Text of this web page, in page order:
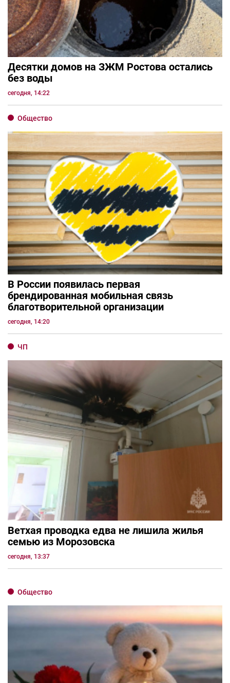
Десятки домов на ЗЖМ Ростова остались
без воды
сегодня, 14:22
Общество
В России появилась первая
брендированная мобильная связь
благотворительной организации
сегодня, 14:20
ЧП
Ветхая проводка едва не лишила жилья
семью из Морозовска
сегодня, 13:37
Общество